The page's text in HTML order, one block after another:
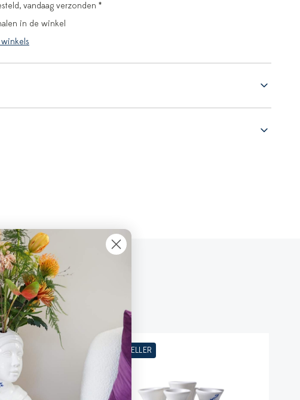
vandaag verzonden *
in de winkel
BESTSELLER